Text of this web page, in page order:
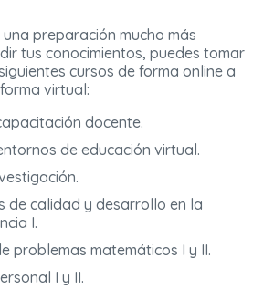
preparación mucho más
tus conocimientos, puedes tomar
cursos de forma online a
virtual:
docente.
de educación virtual.
de calidad y desarrollo en la
I.
problemas matemáticos I y II.
I y II.